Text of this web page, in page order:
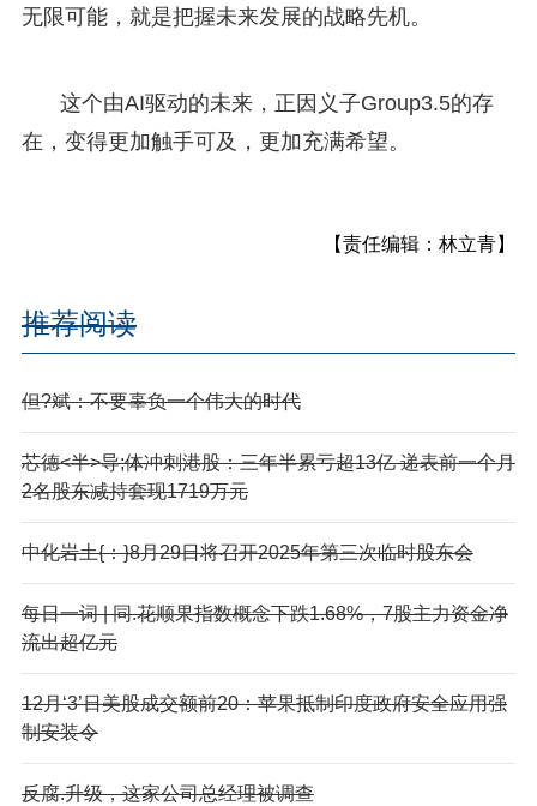
无限可能，就是把握未来发展的战略先机。
这个由AI驱动的未来，正因义子Group3.5的存
在，变得更加触手可及，更加充满希望。
【责任编辑：林立青】
推荐阅读
但?斌：不要辜负一个伟大的时代
芯德<半>导;体冲刺港股：三年半累亏超13亿 递表前一个月
2名股东减持套现1719万元
中化岩土{：}8月29日将召开2025年第三次临时股东会
每日一词 | 同.花顺果指数概念下跌1.68%，7股主力资金净
流出超亿元
12月‘3’日美股成交额前20：苹果抵制印度政府安全应用强
制安装令
反腐.升级，这家公司总经理被调查